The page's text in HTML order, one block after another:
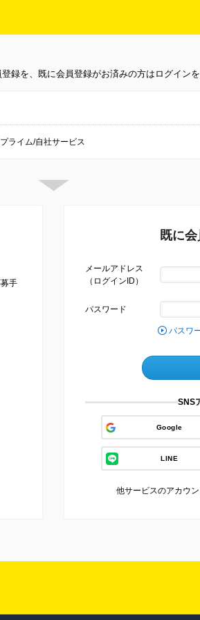
録を、既に会員登録がお済みの方はログインを
ライム/自社サービス
手
既に
メールアドレス
（ログインID）
パスワード
パスワ
SNS
Google
LINE
他サービスのアカウ